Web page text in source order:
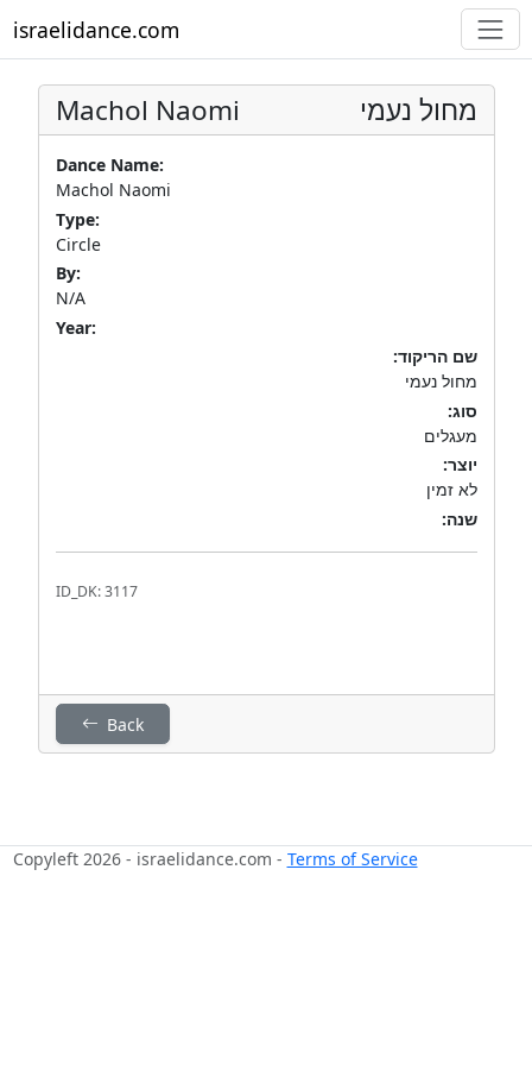
israelidance.com
Machol Naomi מחול נעמי
Dance Name:
Machol Naomi
Type:
Circle
By:
N/A
Year:
שם הריקוד:
מחול נעמי
סוג:
מעגלים
יוצר:
לא זמין
שנה:
ID_DK: 3117
Back
Copyleft 2026 - israelidance.com - Terms of Service